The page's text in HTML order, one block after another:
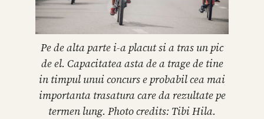
Pe de alta parte i-a placut si a tras un pic
de el. Capacitatea asta de a trage de tine
in timpul unui concurs e probabil cea mai
importanta trasatura care da rezultate pe
termen lung. Photo credits: Tibi Hila.